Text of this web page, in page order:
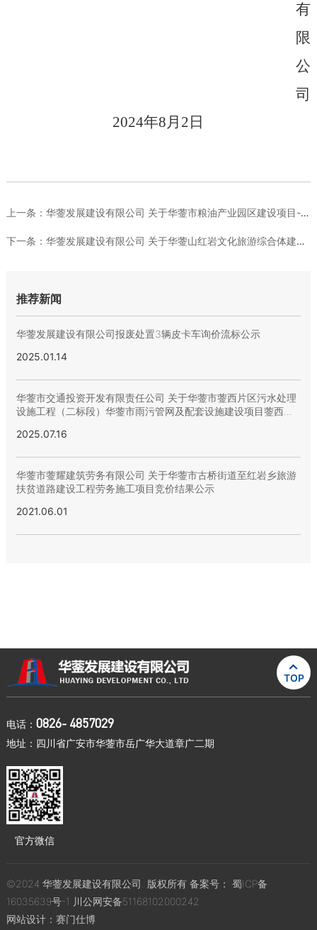
有
限
公
司
2024年8月 2 日
上一条： 华蓥发展建设有限公司 关于华蓥市粮油产业园区建设项目-冷链仓...
下一条： 华蓥发展建设有限公司 关于华蓥山红岩文化旅游综合体建设项目-...
推荐新闻
华蓥发展建设有限公司报废处置3辆皮卡车询价流标公示
2025.01.14
华蓥市交通投资开发有限责任公司 关于华蓥市蓥西片区污水处理
设施工程（二标段）华蓥市雨污管网及配套设施建设项目蓥西片
2025.07.16
华蓥市蓥耀建筑劳务有限公司 关于华蓥市古桥街道至红岩乡旅游
扶贫道路建设工程劳务施工项目竞价结果公示
2021.06.01

TOP
电话： 0826- 4857029
地址：四川省广安市华蓥市岳广华大道章广二期
官方微信
©2024 华蓥发展建设有限公司. 版权所有 备案号： 蜀ICP备
16035639号-1 川公网安备51168102000242
网站设计： 赛门仕博